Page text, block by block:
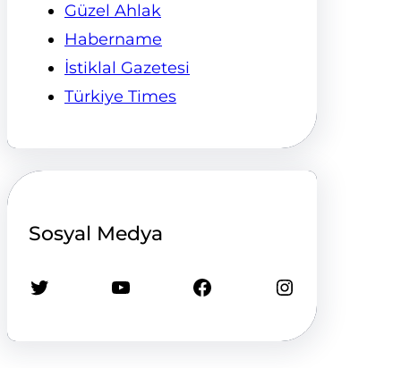
Güzel Ahlak
Habername
İstiklal Gazetesi
Türkiye Times
Sosyal Medya
Twitter YouTube Facebook Instagram